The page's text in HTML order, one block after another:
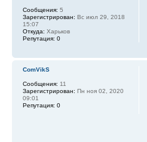
Сообщения: 5
Зарегистрирован: Вс июл 29, 2018
15:07
Откуда: Харьков
Репутация: 0
ComVikS
Сообщения: 11
Зарегистрирован: Пн ноя 02, 2020
09:01
Репутация: 0